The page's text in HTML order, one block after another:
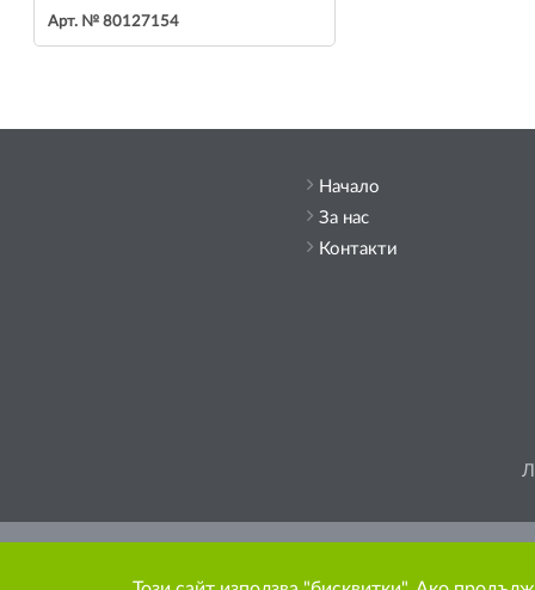
Арт. № 80127154
Начало
За нас
Контакти